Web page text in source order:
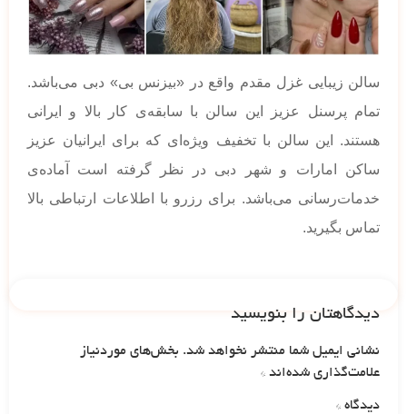
سالن زيبایی غزل مقدم واقع در «بيزنس بی» دبی می‌باشد.
تمام پرسنل عزيز این سالن با سابقه‌ی كار بالا و ايرانی
هستند. این سالن با تخفيف ويژه‌ای که برای ايرانيان عزيز
ساکن امارات و شهر دبی در نظر گرفته است آماده‌ی
خدمات‌رسانی می‌باشد. برای رزرو با اطلاعات ارتباطی بالا
تماس بگیرید.
دیدگاهتان را بنویسید
نشانی ایمیل شما منتشر نخواهد شد. بخش‌های موردنیاز
علامت‌گذاری شده‌اند *
دیدگاه *